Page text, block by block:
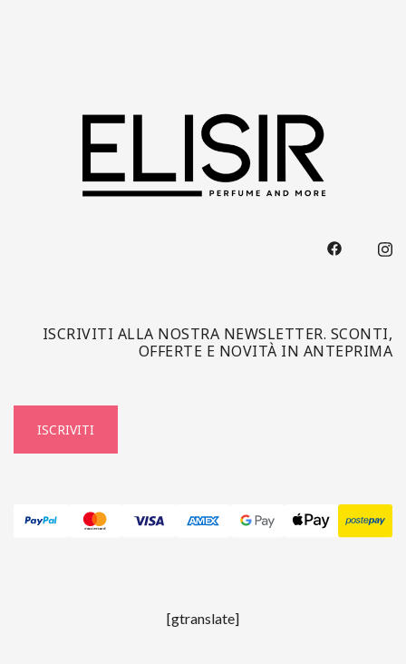
ISCRIVITI ALLA NOSTRA NEWSLETTER. SCONTI,
OFFERTE E NOVITÀ IN ANTEPRIMA
ISCRIVITI
[gtranslate]